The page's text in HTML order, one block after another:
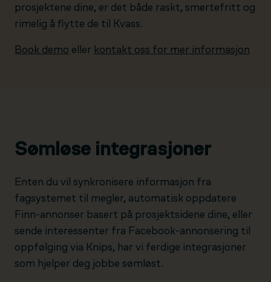
prosjektene dine, er det både raskt, smertefritt og
rimelig å flytte de til Kvass.
Book demo eller kontakt oss for mer informasjon
Sømløse integrasjoner
Enten du vil synkronisere informasjon fra
fagsystemet til megler, automatisk oppdatere
Finn-annonser basert på prosjektsidene dine, eller
sende interessenter fra Facebook-annonsering til
oppfølging via Knips, har vi ferdige integrasjoner
som hjelper deg jobbe sømløst.